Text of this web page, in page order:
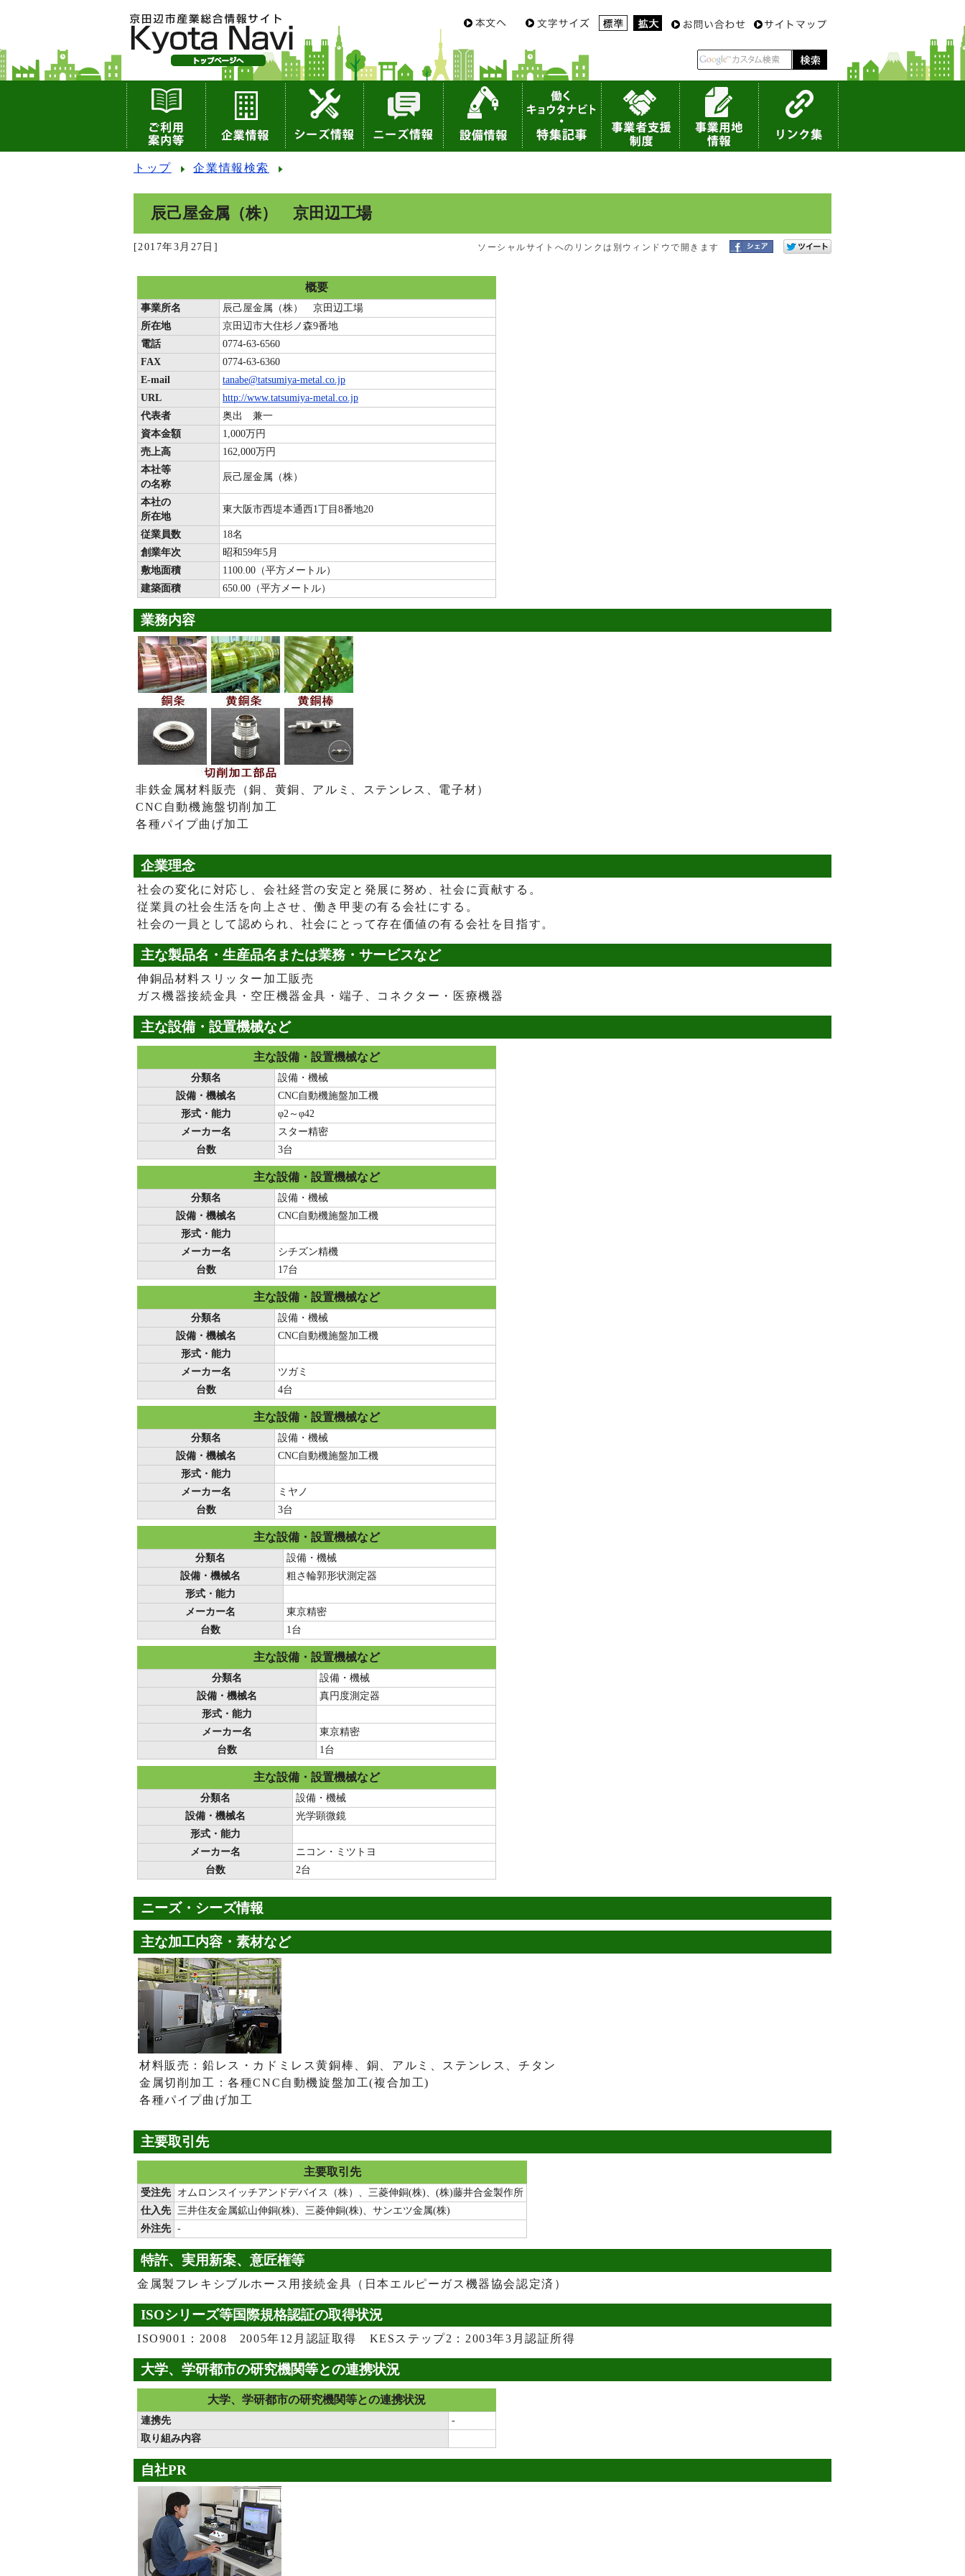
トップ 企業情報検索
辰己屋金属（株） 京田辺工場
[2017年3月27日] ソーシャルサイトへのリンクは別ウィンドウで開きます
概要
事業所名
辰己屋金属（株） 京田辺工場
所在地
京田辺市大住杉ノ森9番地
電話
0774-63-6560
FAX
0774-63-6360
E-mail
tanabe@tatsumiya-metal.co.jp
URL
http://www.tatsumiya-metal.co.jp
代表者
奥出 兼一
資本金額
1,000万円
売上高
162,000万円
本社等
の名称
辰己屋金属（株）
本社の
所在地
東大阪市西堤本通西1丁目8番地20
従業員数
18名
創業年次
昭和59年5月
敷地面積
1100.00（平方メートル）
建築面積
650.00（平方メートル）
業務内容
非鉄金属材料販売（銅、黄銅、アルミ、ステンレス、電子材）
CNC自動機施盤切削加工
各種パイプ曲げ加工
企業理念
社会の変化に対応し、会社経営の安定と発展に努め、社会に貢献する。
従業員の社会生活を向上させ、働き甲斐の有る会社にする。
社会の一員として認められ、社会にとって存在価値の有る会社を目指す。
主な製品名・生産品名または業務・サービスなど
伸銅品材料スリッター加工販売
ガス機器接続金具・空圧機器金具・端子、コネクター・医療機器
主な設備・設置機械など
主な設備・設置機械など
分類名
設備・機械
設備・機械名
CNC自動機施盤加工機
形式・能力
φ2～φ42
メーカー名
スター精密
台数
3台
主な設備・設置機械など
分類名
設備・機械
設備・機械名
CNC自動機施盤加工機
形式・能力
メーカー名
シチズン精機
台数
17台
主な設備・設置機械など
分類名
設備・機械
設備・機械名
CNC自動機施盤加工機
形式・能力
メーカー名
ツガミ
台数
4台
主な設備・設置機械など
分類名
設備・機械
設備・機械名
CNC自動機施盤加工機
形式・能力
メーカー名
ミヤノ
台数
3台
主な設備・設置機械など
分類名
設備・機械
設備・機械名
粗さ輪郭形状測定器
形式・能力
メーカー名
東京精密
台数
1台
主な設備・設置機械など
分類名
設備・機械
設備・機械名
真円度測定器
形式・能力
メーカー名
東京精密
台数
1台
主な設備・設置機械など
分類名
設備・機械
設備・機械名
光学顕微鏡
形式・能力
メーカー名
ニコン・ミツトヨ
台数
2台
ニーズ・シーズ情報
主な加工内容・素材など
材料販売：鉛レス・カドミレス黄銅棒、銅、アルミ、ステンレス、チタン
金属切削加工：各種CNC自動機旋盤加工(複合加工)
各種パイプ曲げ加工
主要取引先
主要取引先
受注先
オムロンスイッチアンドデバイス（株）、三菱伸銅(株)、(株)藤井合金製作所
仕入先 三井住友金属鉱山伸銅(株)、三菱伸銅(株)、サンエツ金属(株)
外注先 -
特許、実用新案、意匠権等
金属製フレキシブルホース用接続金具（日本エルピーガス機器協会認定済）
ISOシリーズ等国際規格認証の取得状況
ISO9001：2008 2005年12月認証取得 KESステップ2：2003年3月認証所得
大学、学研都市の研究機関等との連携状況
大学、学研都市の研究機関等との連携状況
連携先
-
取り組み内容
自社PR